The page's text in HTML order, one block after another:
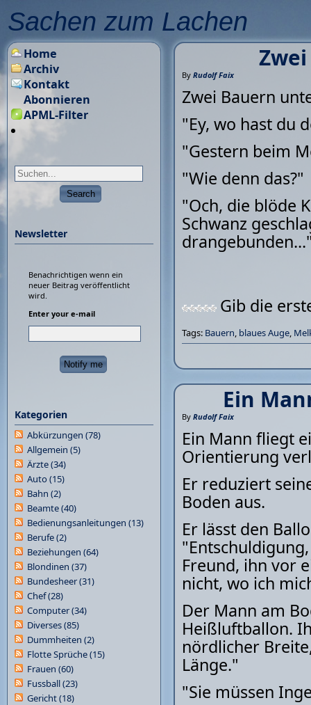
Sachen zum Lachen
By Rudolf Faix
Zwei Bauern
"Ey, wo hast du
"Gestern beim
"Wie denn das?"
"Och, die blöde
Schwanz
Gib die
Tags: Bauern, blaues Auge,
Ein
By Rudolf Faix
Ein Mann fliegt
Orientierung
Er reduziert
Boden aus.
Er lässt den
Freund, ihn vor
nicht, wo ich
Der Mann am
Heißluftballon.
nördlicher
Länge."
"Sie müssen
Home
Archiv
Kontakt
Abonnieren
APML-Filter
Newsletter
Benachrichtigen wenn ein
neuer Beitrag veröffentlicht
wird.
Enter your e-mail
Kategorien
Abkürzungen (78)
Allgemein (5)
Ärzte(34)
Auto(15)
Bahn (2)
Beamte(40)
Bedienungsanleitungen (13)
Berufe(2)
Beziehungen (64)
Blondinen (37)
Bundesheer(31)
Chef(28)
Computer(34)
Diverses(85)
Dummheiten (2)
Flotte Sprüche(15)
Frauen (60)
Fussball(23)
Gericht(18)